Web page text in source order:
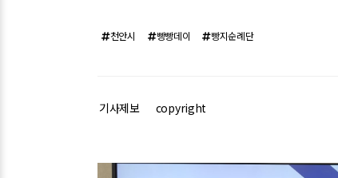
천안시 빵빵데이 빵지순례단
기사제보 copyright
관련기사